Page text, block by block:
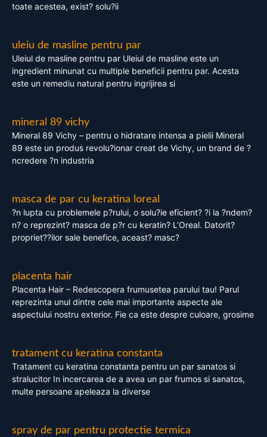
toate acestea, exist? solu?ii
uleiu de masline pentru par
Uleiul de masline pentru par Uleiul de masline este un
ingredient minunat cu multiple beneficii pentru par. Acesta
este un remediu natural pentru ingrijirea si
mineral 89 vichy
Mineral 89 Vichy – pentru o hidratare intensa a pielii Mineral
89 este un produs revolu?ionar creat de Vichy, un brand de ?
ncredere ?n industria
masca de par cu keratina loreal
?n lupta cu problemele p?rului, o solu?ie eficient? ?i la ?ndem?
n? o reprezint? masca de p?r cu keratin? L’Oreal. Datorit?
propriet??ilor sale benefice, aceast? masc?
placenta hair
Placenta Hair – Redescopera frumusetea parului tau! Parul
reprezinta unul dintre cele mai importante aspecte ale
aspectului nostru exterior. Fie ca este despre culoare, grosime
tratament cu keratina constanta
Tratament cu keratina constanta pentru un par sanatos si
stralucitor In incercarea de a avea un par frumos si sanatos,
multe persoane apeleaza la diverse
spray de par pentru protectie termica